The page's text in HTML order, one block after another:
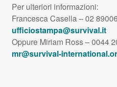
Per ulteriori informazioni:
Francesca Casella – 02
ufficiostampa@survival.it
Oppure Miriam Ross – 0044
mr@survival-